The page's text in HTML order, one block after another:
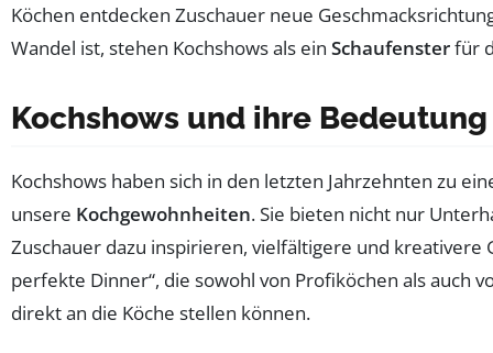
Köchen entdecken Zuschauer neue
Wandel ist, stehen Kochshows als ein Schaufensterfür
Kochshows und ihre
Kochshows haben sich in den letzten Jahrzehnten zu
unsere Kochgewohnheiten. Sie bieten nicht nur
Zuschauer dazu inspirieren, vielfältigere und kreativere
perfekte Dinner“, die sowohl von Profiköchen als auch
direkt an die Köche stellen können.